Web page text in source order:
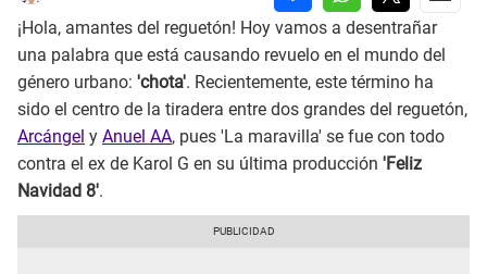
¡Hola, amantes del reguetón! Hoy vamos a desentrañar
una palabra que está causando revuelo en el mundo del
género urbano: 'chota'. Recientemente, este término ha
sido el centro de la tiradera entre dos grandes del reguetón,
Arcángel y Anuel AA, pues 'La maravilla' se fue con todo
contra el ex de Karol G en su última producción 'Feliz
Navidad 8'.